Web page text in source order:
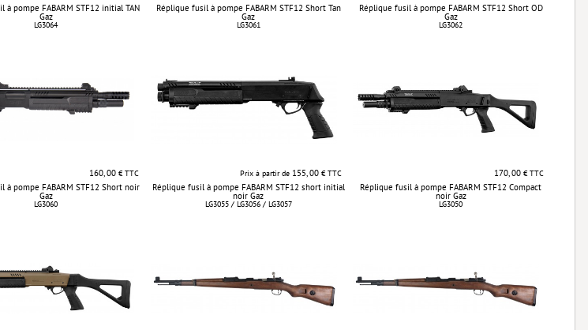
à pompe FABARM STF12 initial TAN
Gaz
LG3064
Réplique fusil à pompe FABARM STF12 Short Tan
Gaz
LG3061
Réplique fusil à pompe FABARM STF12 Short OD
Gaz
LG3062
160, 00€ TTC
à pompe FABARM STF12 Short noir
Gaz
LG3060
Prix à partir de 155, 00 € TTC
Réplique fusil à pompe FABARM STF12 short initial
noir Gaz
LG3055 / LG3056 / LG3057
170, 00€ TTC
Réplique fusil à pompe FABARM STF12 Compact
noir Gaz
LG3050